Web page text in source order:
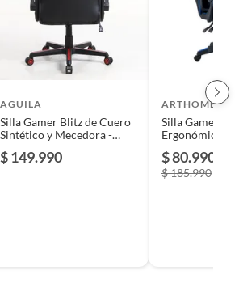
AGUILA
Silla Gamer Blitz de Cuero
Sintético y Mecedora -
$ 149.990
ARTHOME
Silla Gamer
Ergonómica
$ 80.990
$ 185.990